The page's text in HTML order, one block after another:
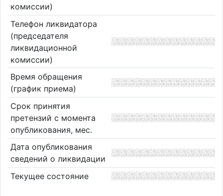
комиссии)
Телефон ликвидатора
(председателя
ликвидационной
комиссии)
Время обращения
(график приема)
Срок принятия
претензий с момента
опубликования, мес.
Дата опубликования
сведений о ликвидации
Текущее состояние